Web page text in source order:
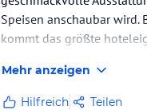
Speisen anschaubar wird.
kommt das größte
Mehr anzeigen
Hilfreich Teilen